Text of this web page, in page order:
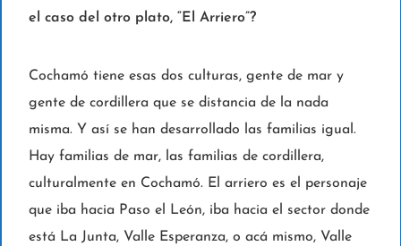
el caso del otro plato, “El Arriero”?
Cochamó tiene esas dos culturas, gente de mar y
gente de cordillera que se distancia de la nada
misma. Y así se han desarrollado las familias igual.
Hay familias de mar, las familias de cordillera,
culturalmente en Cochamó. El arriero es el personaje
que iba hacia Paso el León, iba hacia el sector donde
está La Junta, Valle Esperanza, o acá mismo, Valle